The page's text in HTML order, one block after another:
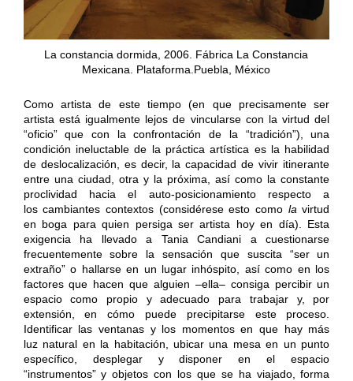
La constancia dormida, 2006. Fábrica La Constancia
Mexicana. Plataforma.Puebla, México
Como artista de este tiempo (en que precisamente ser
artista está igualmente lejos de vincularse con la virtud del
“oficio” que con la confrontación de la “tradición”), una
condición ineluctable de la práctica artística es la habilidad
de deslocalización, es decir, la capacidad de vivir itinerante
entre una ciudad, otra y la próxima, así como la constante
proclividad hacia el auto-posicionamiento respecto a
los cambiantes contextos (considérese esto como lavirtud
en boga para quien persiga ser artista hoy en día). Esta
exigencia ha llevado a Tania Candiani a cuestionarse
frecuentemente sobre la sensación que suscita “ser un
extraño” o hallarse en un lugar inhóspito, así como en los
factores que hacen que alguien –ella– consiga percibir un
espacio como propio y adecuado para trabajar y, por
extensión, en cómo puede precipitarse este proceso.
Identificar las ventanas y los momentos en que hay más
luz natural en la habitación, ubicar una mesa en un punto
específico, desplegar y disponer en el espacio
“instrumentos” y objetos con los que se ha viajado, forma